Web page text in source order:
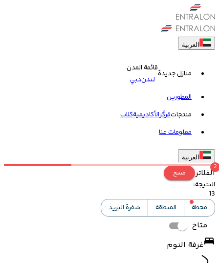
العربية
منازل جديدة
قائمة المدن
لندندبي
المطورين
منتجاتمَركَزالأكاديميةکلاب
معلومات عنا
العربية
الفلاتر
2
مسح
النتيجة:
13
محطة
المنطقة شفرة البريد
متاح
غرفة النوم